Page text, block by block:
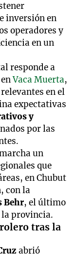
inversión en
operadores y
en un
responde a
enVaca Muerta,
en el
expectativas
y
por las
un
que
en Chubut
con la
Behr, el último
la provincia.
tras la
abrió